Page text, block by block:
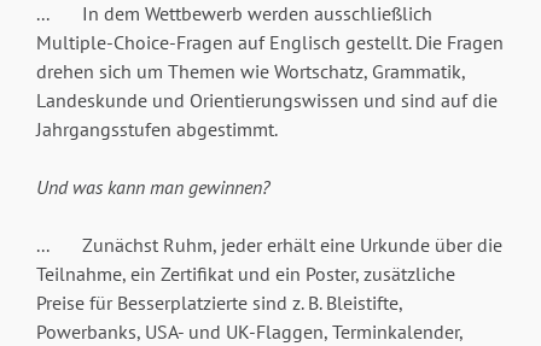
... In dem Wettbewerb werden ausschließlich
Multiple-Choice-Fragen auf Englisch gestellt. Die Fragen
drehen sich um Themen wie Wortschatz, Grammatik,
Landeskunde und Orientierungswissen und sind auf die
Jahrgangsstufen abgestimmt.
Und was kann man gewinnen?
... Zunächst Ruhm, jeder erhält eine Urkunde über die
Teilnahme, ein Zertifikat und ein Poster, zusätzliche
Preise für Besserplatzierte sind z. B. Bleistifte,
Powerbanks, USA- und UK-Flaggen, Terminkalender,